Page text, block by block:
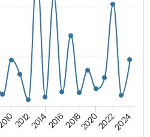
2012201420162018202020222024